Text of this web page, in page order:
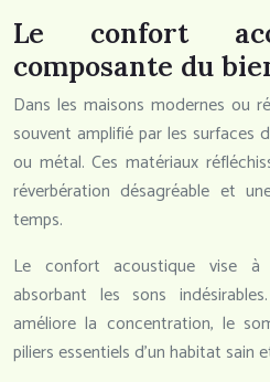
Le confort
composante du
Dans les maisons modernes ou
souvent amplifié par les surfaces
ou métal. Ces matériaux
réverbération désagréable et
temps.
Le confort acoustique vise à
absorbant les sons
améliore la concentration, le
piliers essentiels d’un habitat sain